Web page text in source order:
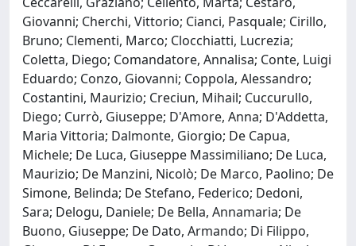
Giovanni; Cherchi, Vittorio; Cianci, Pasquale; Cirillo,
Bruno; Clementi, Marco; Clocchiatti, Lucrezia;
Coletta, Diego; Comandatore, Annalisa; Conte, Luigi
Eduardo; Conzo, Giovanni; Coppola, Alessandro;
Costantini, Maurizio; Creciun, Mihail; Cuccurullo,
Diego; Currò, Giuseppe; D'Amore, Anna; D'Addetta,
Maria Vittoria; Dalmonte, Giorgio; De Capua,
Michele; De Luca, Giuseppe Massimiliano; De Luca,
Maurizio; De Manzini, Nicolò; De Marco, Paolino; De
Simone, Belinda; De Stefano, Federico; Dedoni,
Sara; Delogu, Daniele; De Bella, Annamaria; De
Buono, Giuseppe; De Dato, Armando; Di Filippo,